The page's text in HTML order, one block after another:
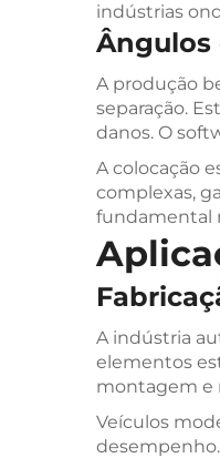
indústrias
Ângulos
A produção
separação.
danos. O
A colocação
complexas,
fundamental
A indústria
elementos
montagem e
Veículos